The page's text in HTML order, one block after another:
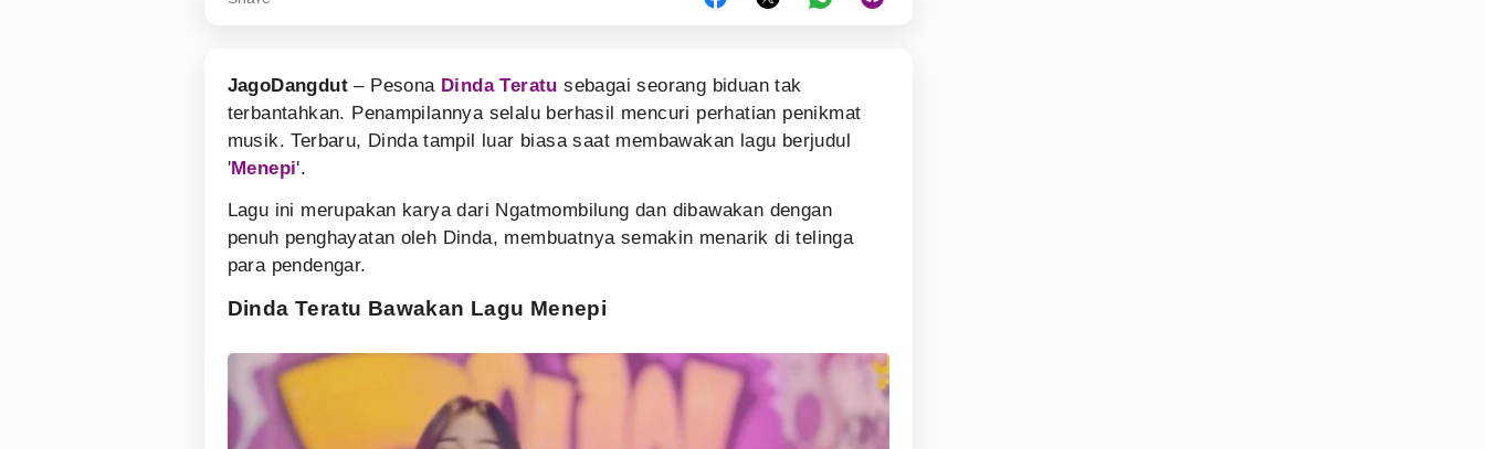
JagoDangdut– Pesona Dinda Teratu sebagai seorang biduan tak
terbantahkan. Penampilannya selalu berhasil mencuri perhatian penikmat
musik. Terbaru, Dinda tampil luar biasa saat membawakan lagu berjudul
'Menepi'.
Lagu ini merupakan karya dari Ngatmombilung dan dibawakan dengan
penuh penghayatan oleh Dinda, membuatnya semakin menarik di telinga
para pendengar.
Dinda Teratu Bawakan Lagu Menepi